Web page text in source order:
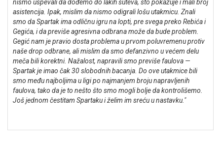
nismo uspevali da dođemo do lakih šuteva, što pokazuje i mali broj
asistencija. Ipak, mislim da nismo odigrali lošu utakmicu. Znali
smo da Spartak ima odličnu igru na lopti, pre svega preko Rebića i
Gegića, i da previše agresivna odbrana može da bude problem.
Gegić nam je pravio dosta problema u prvom poluvremenu protiv
naše drop odbrane, ali mislim da smo defanzivno u većem delu
meča bili korektni. Nažalost, napravili smo previše faulova —
Spartak je imao čak 30 slobodnih bacanja. Do ove utakmice bili
smo među najboljima u ligi po najmanjem broju napravljenih
faulova, tako da je to nešto što smo mogli bolje da kontrolišemo.
Još jednom čestitam Spartaku i želim im sreću u nastavku."